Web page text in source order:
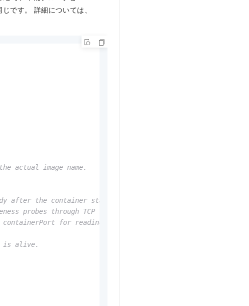
です。 詳細については、
the actual image name.
after the container starts up.
probes through TCP socket connections.
for readiness probes.
is alive.